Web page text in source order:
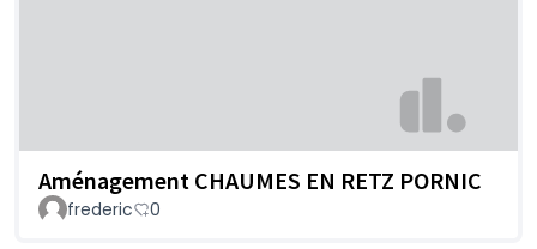
Aménagement CHAUMES EN RETZ PORNIC
frederic 0